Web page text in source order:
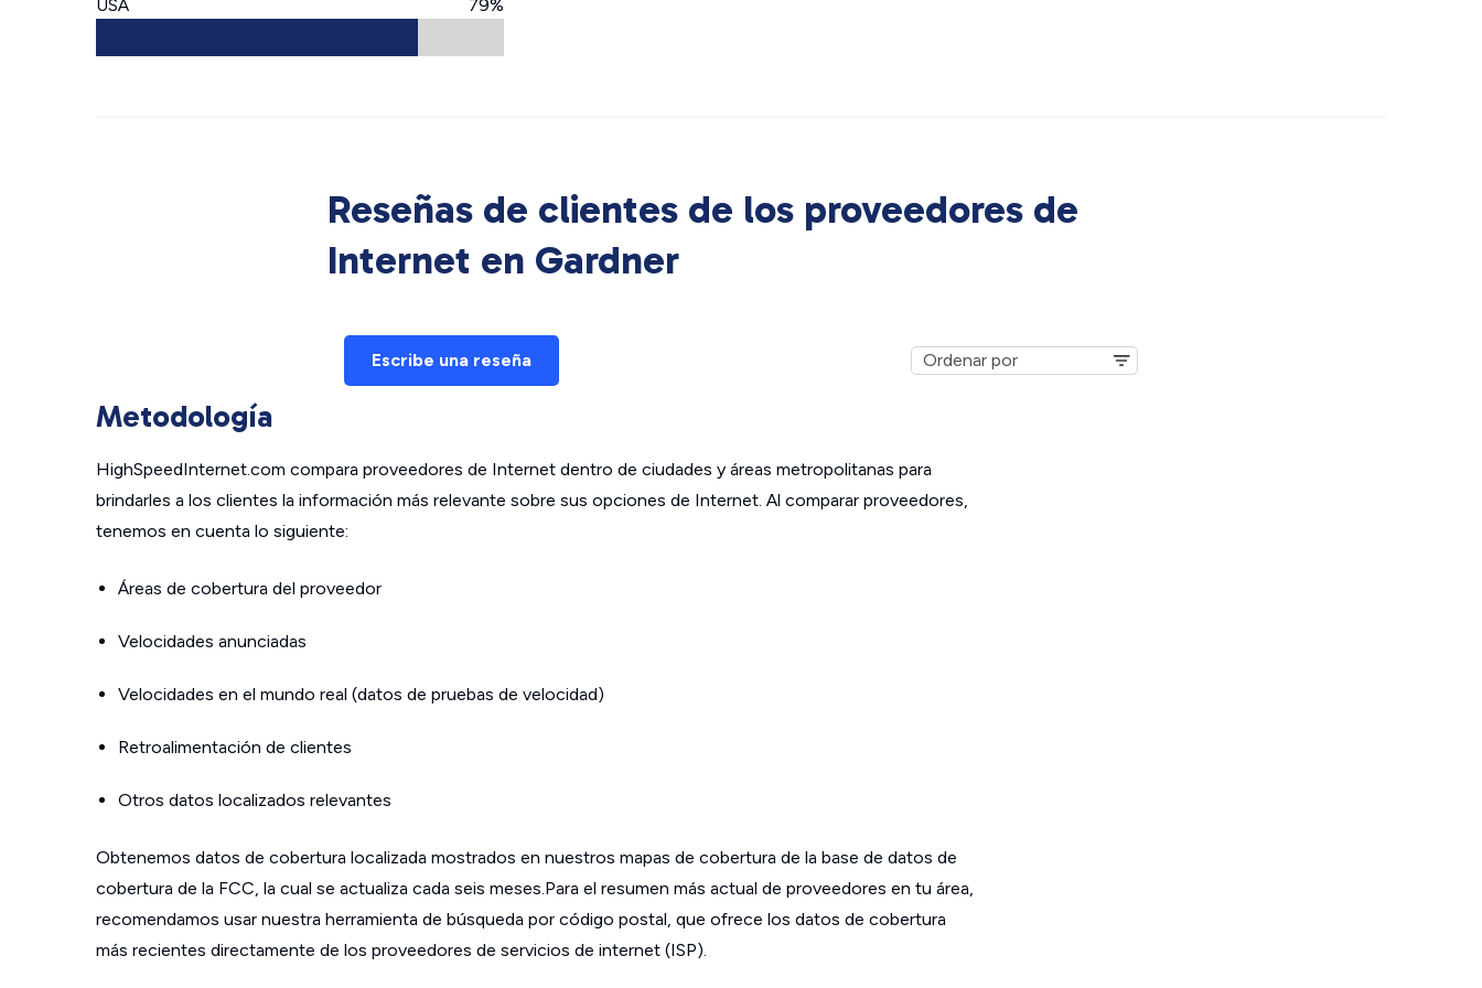
USA 79%
Reseñas de clientes de los proveedores de
Internet en Gardner
Escribe una reseña
Metodología
HighSpeedInternet.com compara proveedores de Internet dentro de ciudades y áreas metropolitanas para
brindarles a los clientes la información más relevante sobre sus opciones de Internet. Al comparar proveedores,
tenemos en cuenta lo siguiente:
Áreas de cobertura del proveedor
Velocidades anunciadas
Velocidades en el mundo real (datos de pruebas de velocidad)
Retroalimentación de clientes
Otros datos localizados relevantes
Obtenemos datos de cobertura localizada mostrados en nuestros mapas de cobertura de la base de datos de
cobertura de la FCC, la cual se actualiza cada seis meses.Para el resumen más actual de proveedores en tu área,
recomendamos usar nuestra herramienta de búsqueda por código postal, que ofrece los datos de cobertura
más recientes directamente de los proveedores de servicios de internet (ISP).